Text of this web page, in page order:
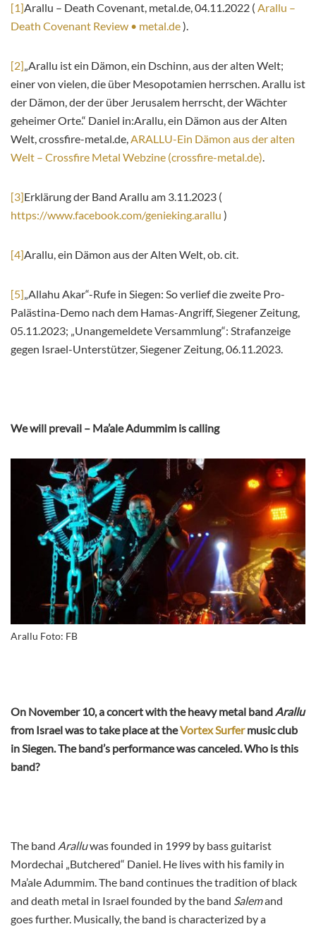
[1]Arallu – Death Covenant, metal.de, 04.11.2022 ( Arallu –
Death Covenant Review • metal.de).
[2]„Arallu ist ein Dämon, ein Dschinn, aus der alten Welt;
einer von vielen, die über Mesopotamien herrschen. Arallu ist
der Dämon, der der über Jerusalem herrscht, der Wächter
geheimer Orte.“ Daniel in:Arallu, ein Dämon aus der Alten
Welt, crossfire-metal.de,ARALLU-Ein Dämon aus der alten
Welt – Crossfire Metal Webzine (crossfire-metal.de).
[3]Erklärung der Band Arallu am 3.11.2023 (
https://www.facebook.com/genieking.arallu )
[4]Arallu, ein Dämon aus der Alten Welt, ob. cit.
[5]„Allahu Akar“-Rufe in Siegen: So verlief die zweite Pro-
Palästina-Demo nach dem Hamas-Angriff, Siegener Zeitung,
05.11.2023; „Unangemeldete Versammlung“: Strafanzeige
gegen Israel-Unterstützer, Siegener Zeitung, 06.11.2023.
We will prevail – Ma’ale Adummim is calling
Arallu Foto: FB
On November 10, a concert with the heavy metal bandArallu
from Israel was to take place at theVortex Surfermusic club
in Siegen. The band’s performance was canceled. Who is this
band?
The band Aralluwas founded in 1999 by bass guitarist
Mordechai „Butchered“ Daniel. He lives with his family in
Ma’ale Adummim. The band continues the tradition of black
and death metal in Israel founded by the band Salemand
goes further. Musically, the band is characterized by a